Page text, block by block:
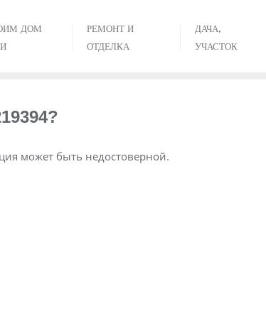
ДОМ
РЕМОНТ И
ОТДЕЛКА
ДАЧА,
УЧАСТОК
может быть недостоверной.